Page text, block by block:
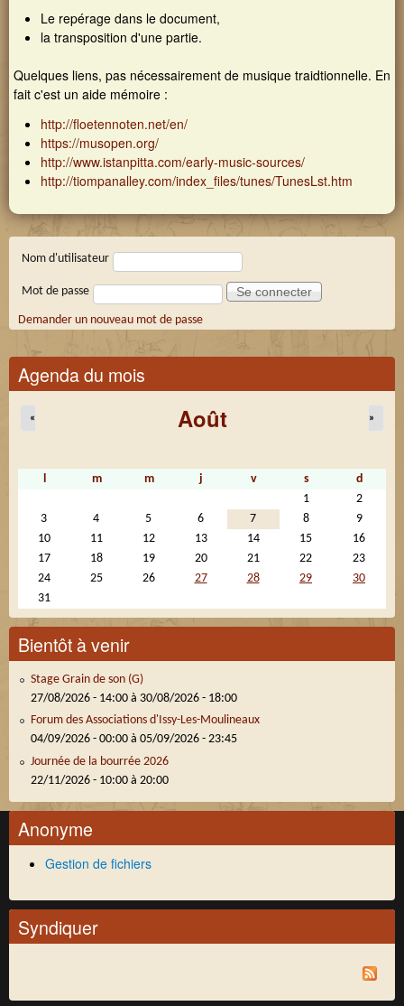
Le repérage dans le document,
la transposition d'une partie.
Quelques liens, pas nécessairement de musique traidtionnelle. En
fait c'est un aide mémoire :
http://floetennoten.net/en/
https://musopen.org/
http://www.istanpitta.com/early-music-sources/
http://tiompanalley.com/index_files/tunes/TunesLst.htm
Connexion membre
Nom d'utilisateur
Mot de passe
Demander un nouveau mot de passe
Agenda du mois
Août
« »
m m j v s
d
1
2
3
4 5 6 7 8
9
10
11 12 13 14 15
16
17
18 19 20 21 22
23
24
25 26 27 28 29
30
31
Bientôt à venir
Stage Grain de son (G)
27/08/2026 - 14:00 à 30/08/2026 - 18:00
Forum des Associations d'Issy-Les-Moulineaux
04/09/2026 - 00:00 à 05/09/2026 - 23:45
Journée de la bourrée 2026
22/11/2026 - 10:00 à 20:00
Anonyme
Gestion de fichiers
Syndiquer